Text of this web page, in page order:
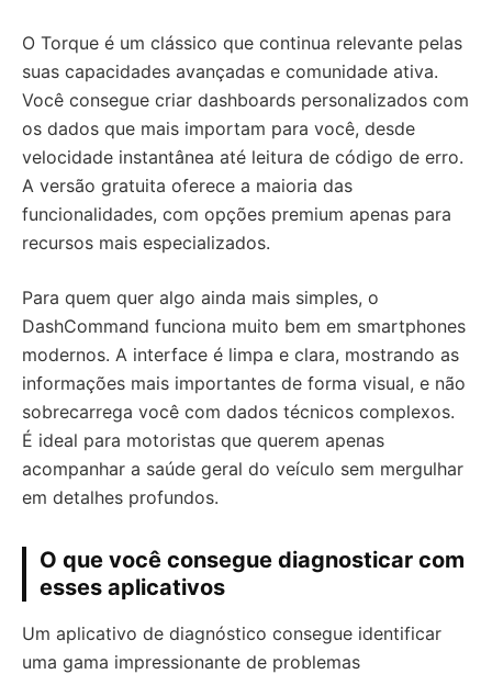
O Torque é um clássico que continua relevante pelas
suas capacidades avançadas e comunidade ativa.
Você consegue criar dashboards personalizados com
os dados que mais importam para você, desde
velocidade instantânea até leitura de código de erro.
A versão gratuita oferece a maioria das
funcionalidades, com opções premium apenas para
recursos mais especializados.
Para quem quer algo ainda mais simples, o
DashCommand funciona muito bem em smartphones
modernos. A interface é limpa e clara, mostrando as
informações mais importantes de forma visual, e não
sobrecarrega você com dados técnicos complexos.
É ideal para motoristas que querem apenas
acompanhar a saúde geral do veículo sem mergulhar
em detalhes profundos.
O que você consegue diagnosticar com
esses aplicativos
Um aplicativo de diagnóstico consegue identificar
uma gama impressionante de problemas